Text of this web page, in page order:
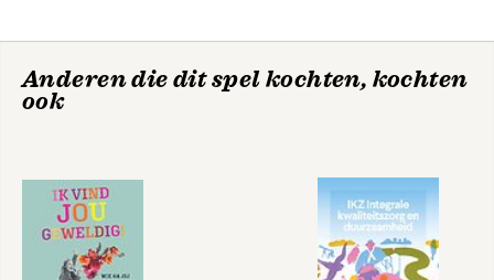
geschreven over deze onderwerpen.
Daarnaast is hij redactielid van het
hij professionals op om de theorie en
praktijk van positieve psychologie in te
www.positievepsychologienederland.nl
Appreciative Inquiry
Optimisme - Hoop -
Zelfvertrouwen
Anderen die dit spel kochten, kochten
ook